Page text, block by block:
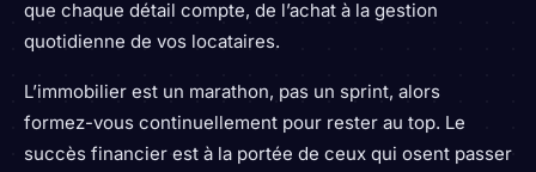
que chaque détail compte, de l’achat à la gestion
quotidienne de vos locataires.
L’immobilier est un marathon, pas un sprint, alors
formez-vous continuellement pour rester au top. Le
succès financier est à la portée de ceux qui osent passer